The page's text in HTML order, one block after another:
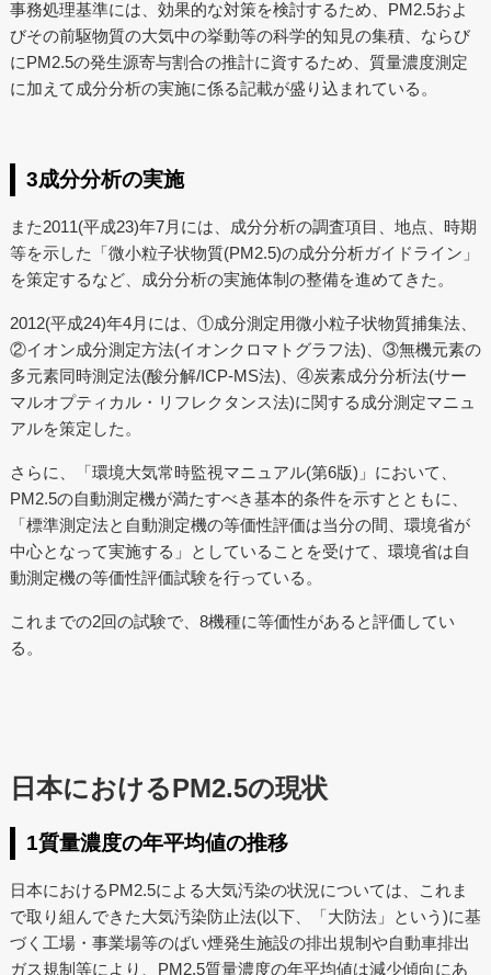
事務処理基準には、効果的な対策を検討するため、PM2.5およ
びその前駆物質の大気中の挙動等の科学的知見の集積、ならび
にPM2.5の発生源寄与割合の推計に資するため、質量濃度測定
に加えて成分分析の実施に係る記載が盛り込まれている。
3成分分析の実施
また2011(平成23)年7月には、成分分析の調査項目、地点、時期
等を示した「微小粒子状物質(PM2.5)の成分分析ガイドライン」
を策定するなど、成分分析の実施体制の整備を進めてきた。
2012(平成24)年4月には、①成分測定用微小粒子状物質捕集法、
②イオン成分測定方法(イオンクロマトグラフ法)、③無機元素の
多元素同時測定法(酸分解/ICP-MS法)、④炭素成分分析法(サー
マルオプティカル・リフレクタンス法)に関する成分測定マニュ
アルを策定した。
さらに、「環境大気常時監視マニュアル(第6版)」において、
PM2.5の自動測定機が満たすべき基本的条件を示すとともに、
「標準測定法と自動測定機の等価性評価は当分の間、環境省が
中心となって実施する」としていることを受けて、環境省は自
動測定機の等価性評価試験を行っている。
これまでの2回の試験で、8機種に等価性があると評価してい
る。
日本におけるPM2.5の現状
1質量濃度の年平均値の推移
日本におけるPM2.5による大気汚染の状況については、これま
で取り組んできた大気汚染防止法(以下、「大防法」という)に基
づく工場・事業場等のばい煙発生施設の排出規制や自動車排出
ガス規制等により、PM2.5質量濃度の年平均値は減少傾向にあ